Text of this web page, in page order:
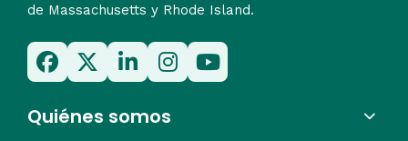
Aspire Dermatology, LLC
Teléfono
401-239-1800
Dirección
Avenida Atwood 1524
de Massachusetts y Rhode Island.
Quiénes somos